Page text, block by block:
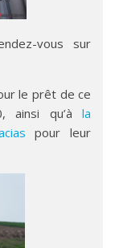
vous sur
le prêt de ce
ainsi qu’àla
pour leur